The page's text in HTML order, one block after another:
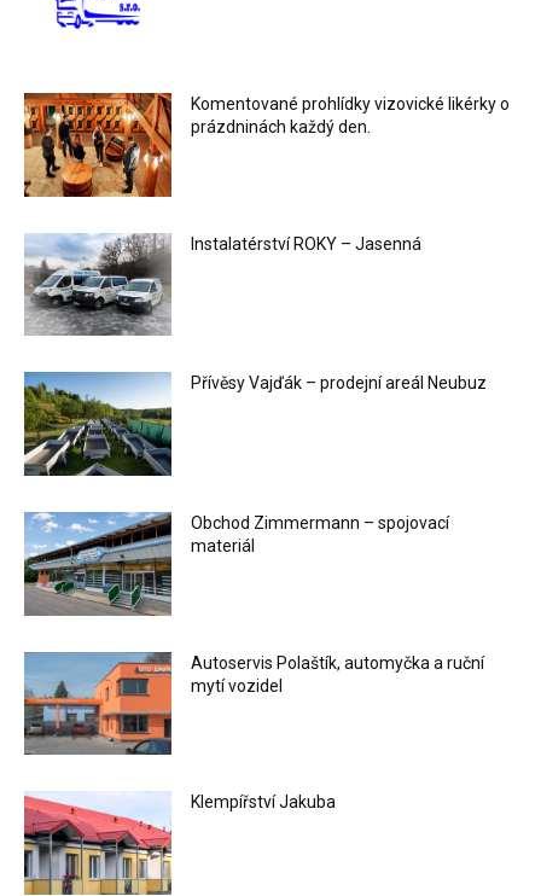
Komentované prohlídky vizovické likérky o
prázdninách každý den.
Instalatérství ROKY – Jasenná
Přívěsy Vajďák – prodejní areál Neubuz
Obchod Zimmermann – spojovací
materiál
Autoservis Polaštík, automyčka a ruční
mytí vozidel
Klempířství Jakuba